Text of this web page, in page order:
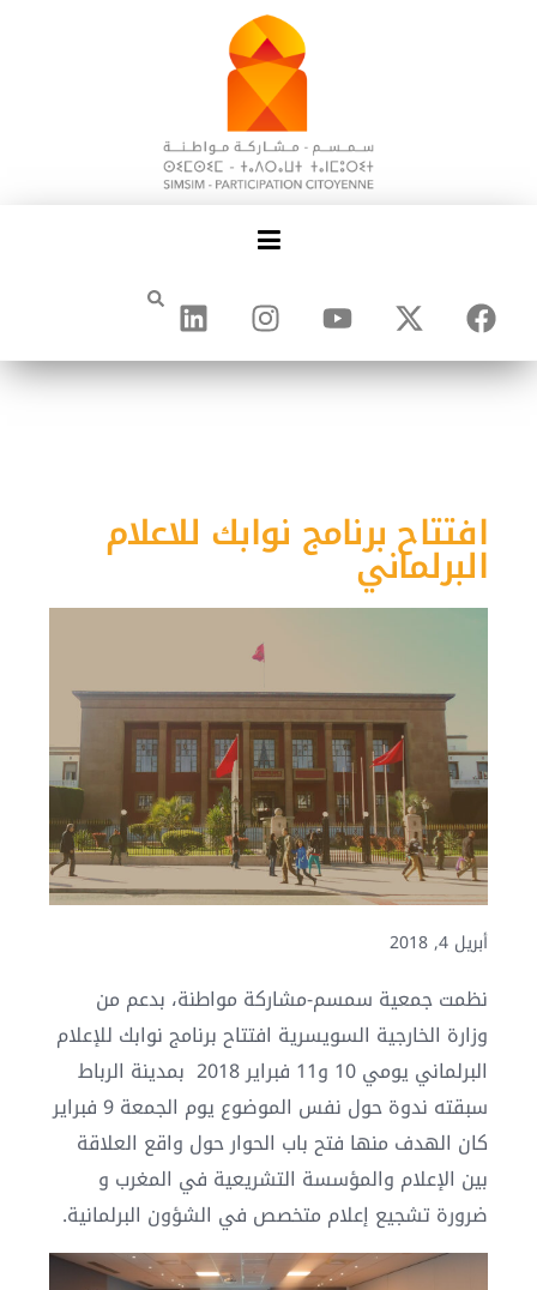
افتتاح برنامج نوابك للاعلام
البرلماني
أبريل 4, 2018
نظمت جمعية سمسم-مشاركة مواطنة، بدعم من
وزارة الخارجية السويسرية افتتاح برنامج نوابك للإعلام
البرلماني يومي 10 و11 فبراير 2018 بمدينة الرباط
سبقته ندوة حول نفس الموضوع يوم الجمعة 9 فبراير
كان الهدف منها فتح باب الحوار حول واقع العلاقة
بين الإعلام والمؤسسة التشريعية في المغرب و
ضرورة تشجيع إعلام متخصص في الشؤون البرلمانية.